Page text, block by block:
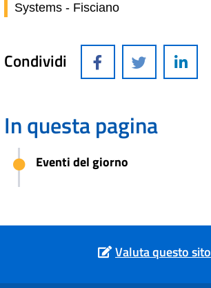
Systems - Fisciano
Condividi
In questa pagina
Eventi del giorno
Valuta questo sito